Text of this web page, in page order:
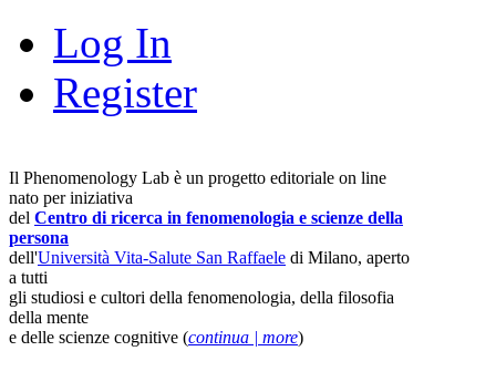
Log In
Register
Il Phenomenology Lab è un progetto editoriale on line
nato per iniziativa
del Centro di ricerca in fenomenologia e scienze della
persona
dell'Università Vita-Salute San Raffaele di Milano, aperto
a tutti
gli studiosi e cultori della fenomenologia, della filosofia
della mente
e delle scienze cognitive (continua | more)